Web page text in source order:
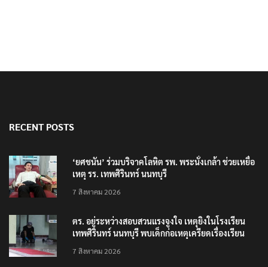
RECENT POSTS
‘ยศชนัน’ ร่วมบริจาคโลหิต รพ. พระนั่งเกล้า ช่วยเหยื่อ
เหตุ รร. เทพศิรินทร์ นนทบุรี
7 สิงหาคม 2026
ตร. อยู่ระหว่างสอบสวนแรงจูงใจ เหตุยิงในโรงเรียน
เทพศิรินทร์ นนทบุรี พบเด็กก่อเหตุเครียดเรื่องเรียน
7 สิงหาคม 2026